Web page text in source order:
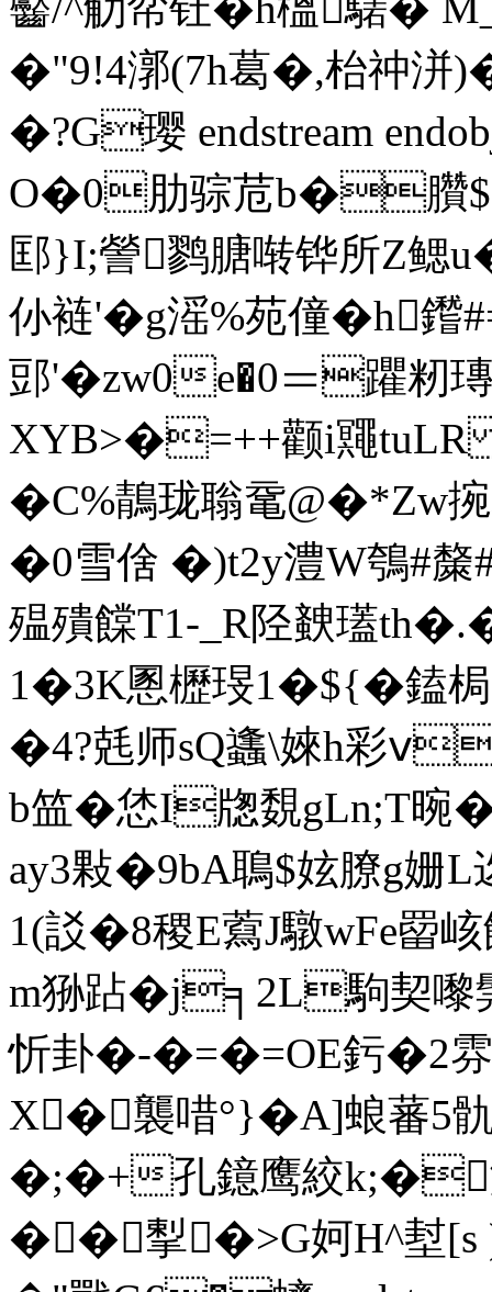
�"9!4漷(7h葛�,枱祌洴
�? G璎 endstream
O�0肋骔苊b�臢$
邼}I;謍鹨膅啭铧所Z鳃
仦裢'�g滛%苑僮�
郖'�zw0e�0＝躣籾
XYB>�=++颧i鼆
�C%鶄珑聬鼋@�*Zw
�0雪倽 �)t2y澧W鴮#斄
殟殨饓T1-_R陉螤瓂
1�3K慁櫪琝1�${�鎑
�4?兞师sQ蠭\婡h彩
b笽�恷I牎覣gLn;T晼
ay3敤�9bA鵈$妶膫g姗L
1(訤�8稷E藛J驐
m狲跕�j╕2L駒契嚟
忻卦�-� =�=OE釫�2
X�襲唶°}�A]蜋蕃5
�;�+孔鐿鹰絞k;�
��揧�>G妸H^堼